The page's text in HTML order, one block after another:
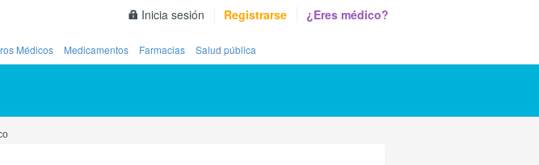
Inicia sesión Registrarse ¿Eres médico?
Médicos Medicamentos Farmacias Salud pública